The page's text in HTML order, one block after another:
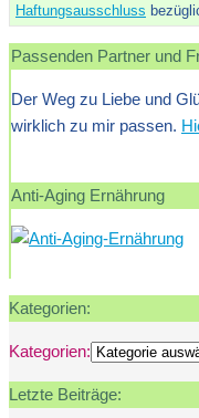
Haftungsausschluss
Passenden Partner und
Der Weg zu Liebe und
wirklich zu mir passen.
Anti-Aging Ernährung
Kategorien:
Kategorien:
Letzte Beiträge: